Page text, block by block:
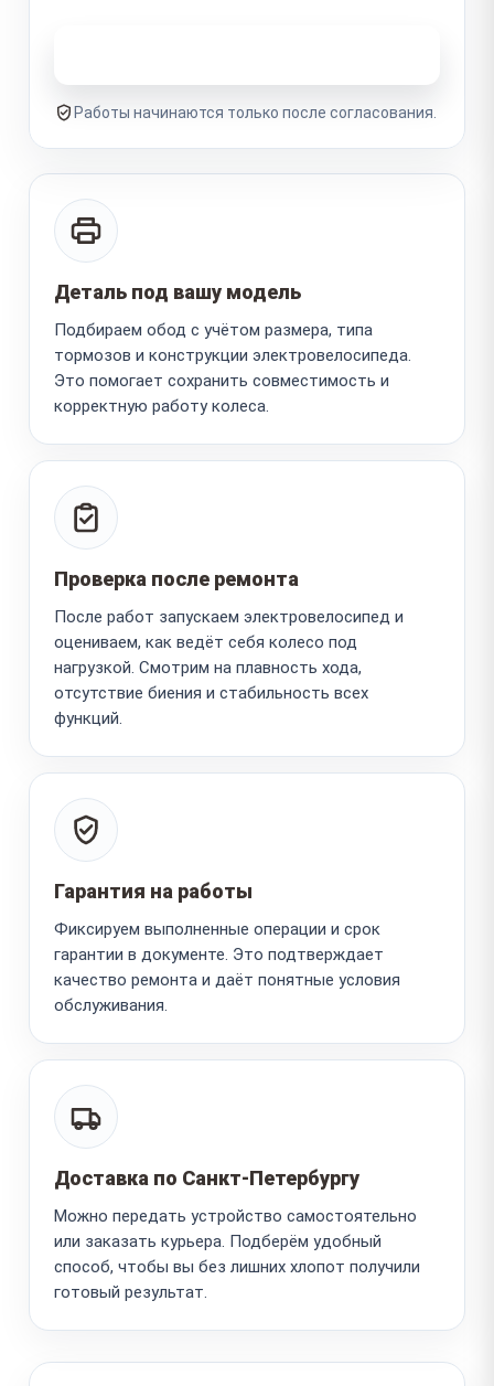
Работы начинаются только после согласования.
Деталь под вашу модель
Подбираем обод с учётом размера, типа
тормозов и конструкции электровелосипеда.
Это помогает сохранить совместимость и
корректную работу колеса.
Проверка после ремонта
После работ запускаем электровелосипед и
оцениваем, как ведёт себя колесо под
нагрузкой. Смотрим на плавность хода,
отсутствие биения и стабильность всех
функций.
Гарантия на работы
Фиксируем выполненные операции и срок
гарантии в документе. Это подтверждает
качество ремонта и даёт понятные условия
обслуживания.
Доставка по Санкт-Петербургу
Можно передать устройство самостоятельно
или заказать курьера. Подберём удобный
способ, чтобы вы без лишних хлопот получили
готовый результат.